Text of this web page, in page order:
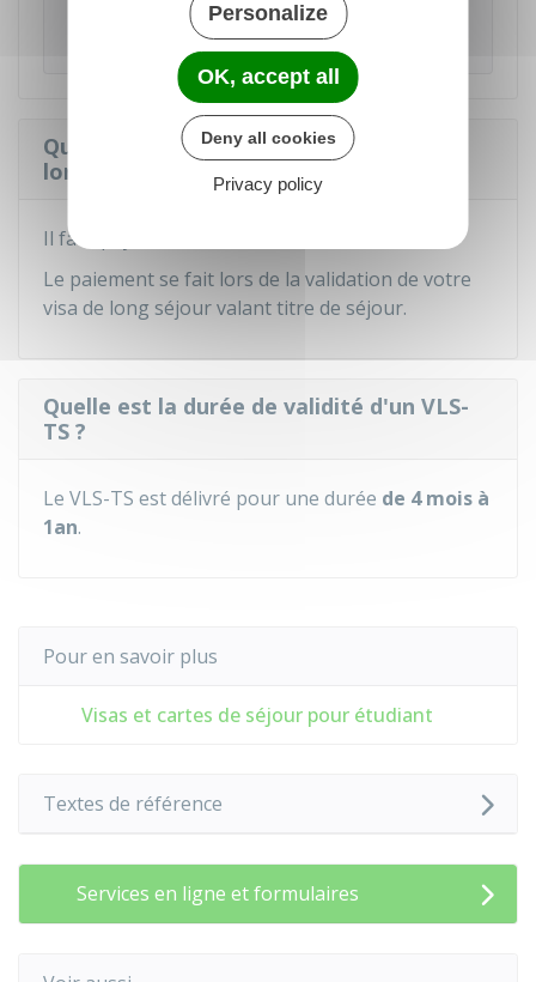
Ministère chargé de l'intérieur
Quel est le montant de la taxe à payer
lors de la validation d'un VLS-TS ?
Il faut payer
Le paiement se fait lors de la validation de votre
visa de long séjour valant titre de séjour.
Quelle est la durée de validité d'un VLS-
TS ?
Le VLS-TS est délivré pour une durée de 4 mois à
1an.
Pour en savoir plus
Visas et cartes de séjour pour étudiant
Textes de référence
Services en ligne et formulaires
Personalize
OK, accept all
Deny all cookies
Privacy policy